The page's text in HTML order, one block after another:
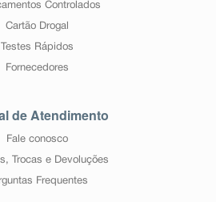
Controlados
Cartão Drogal
Testes Rápidos
Fornecedores
de Atendimento
Fale conosco
Trocas e Devoluções
Frequentes